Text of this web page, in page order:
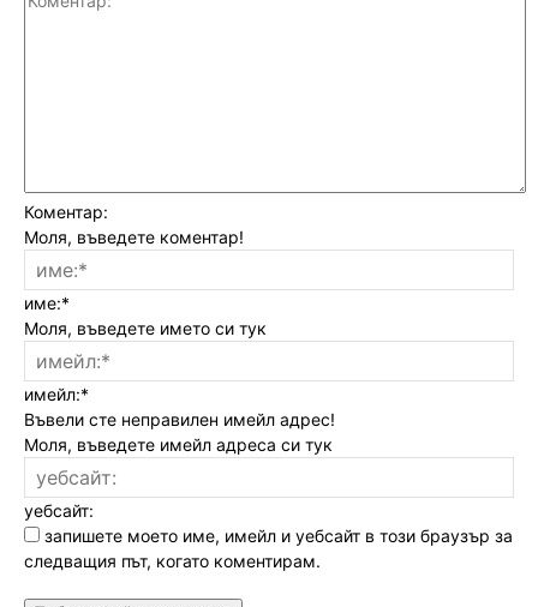
Коментар:
Моля, въведете коментар!
име:*
Моля, въведете името си тук
имейл:*
Въвели сте неправилен имейл адрес!
Моля, въведете имейл адреса си тук
уебсайт:
запишете моето име, имейл и уебсайт в този браузър за
следващия път, когато коментирам.